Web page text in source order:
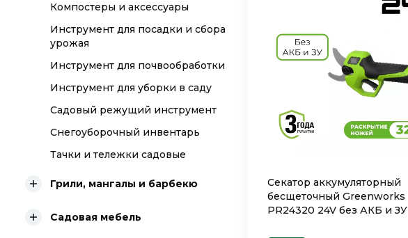
Компостеры и аксессуары
Инструмент для посадки и сбора
урожая
Инструмент для почвообработки
Инструмент для уборки в саду
Садовый режущий инструмент
Снегоуборочный инвентарь
Тачки и тележки садовые
Грили, мангалы и барбекю
Садовая мебель
Секатор аккумуляторный
бесщеточный Greenworks
PR24320 24V без АКБ и ЗУ